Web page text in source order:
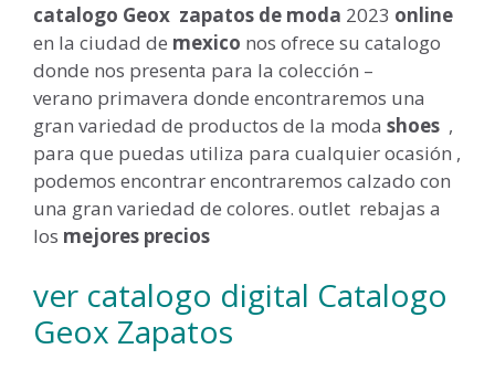
catalogo Geox zapatos de moda 2023 online
en la ciudad de mexico nos ofrece su catalogo
donde nos presenta para la colección –
verano primavera donde encontraremos una
gran variedad de productos de la moda shoes ,
para que puedas utiliza para cualquier ocasión ,
podemos encontrar encontraremos calzado con
una gran variedad de colores. outlet rebajas a
los mejores precios
ver catalogo digital Catalogo
Geox Zapatos